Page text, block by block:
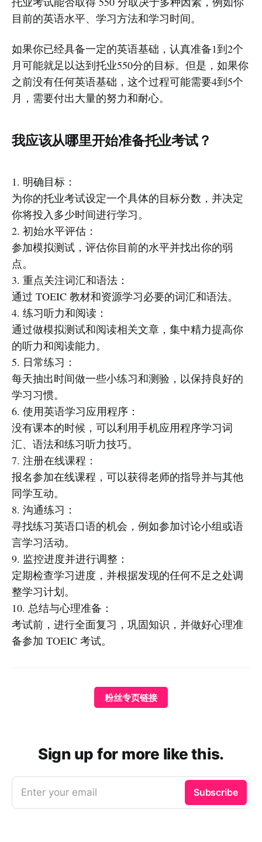
目前的英语水平、学习方法和学习时间。
如果你已经具备一定的英语基础，认真准备1到2个
月可能就足以达到托业550分的目标。但是，如果你
之前没有任何英语基础，这个过程可能需要4到5个
月，需要付出大量的努力和耐心。
我应该从哪里开始准备托业考试？
1. 明确目标：
为你的托业考试设定一个具体的目标分数，并决定
你将投入多少时间进行学习。
2. 初始水平评估：
参加模拟测试，评估你目前的水平并找出你的弱
点。
3. 重点关注词汇和语法：
通过 TOEIC 教材和资源学习必要的词汇和语法。
4. 练习听力和阅读：
通过做模拟测试和阅读相关文章，集中精力提高你
的听力和阅读能力。
5. 日常练习：
每天抽出时间做一些小练习和测验，以保持良好的
学习习惯。
6. 使用英语学习应用程序：
没有课本的时候，可以利用手机应用程序学习词
汇、语法和练习听力技巧。
7. 注册在线课程：
报名参加在线课程，可以获得老师的指导并与其他
同学互动。
8. 沟通练习：
寻找练习英语口语的机会，例如参加讨论小组或语
言学习活动。
9. 监控进度并进行调整：
定期检查学习进度，并根据发现的任何不足之处调
整学习计划。
10. 总结与心理准备：
考试前，进行全面复习，巩固知识，并做好心理准
备参加 TOEIC 考试。
粉丝专页链接
Sign up for more like this.
Enter your email Subscribe